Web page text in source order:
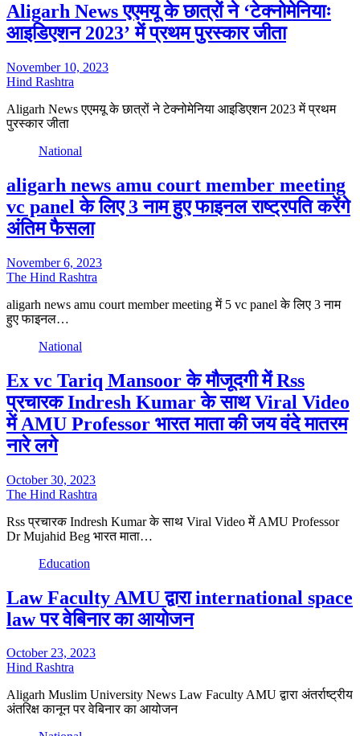
Aligarh News एएमयू के छात्रों ने ‘टेक्नोमेनियाः
आइडिएशन 2023’ में प्रथम पुरस्कार जीता
November 10, 2023
Hind Rashtra
Aligarh News एएमयू के छात्रों ने टेक्नोमेनिया आइडिएशन 2023 में प्रथम
पुरस्कार जीता
National
aligarh news amu court member meeting
vc panel के लिए 3 नाम हुए फाइनल राष्ट्रपति करेंगे
अंतिम फैसला
November 6, 2023
The Hind Rashtra
aligarh news amu court member meeting में 5 vc panel के लिए 3 नाम
हुए फाइनल…
National
Ex vc Tariq Mansoor के मौजूदगी में Rss
प्रचारक Indresh Kumar के साथ Viral Video
में AMU Professor भारत माता की जय वंदे मातरम
नारे लगे
October 30, 2023
The Hind Rashtra
Rss प्रचारक Indresh Kumar के साथ Viral Video में AMU Professor
Dr Mujahid Beg भारत माता…
Education
Law Faculty AMU द्वारा international space
law पर वेबिनार का आयोजन
October 23, 2023
Hind Rashtra
Aligarh Muslim University News Law Faculty AMU द्वारा अंतर्राष्ट्रीय
अंतरिक्ष कानून पर वेबिनार का आयोजन